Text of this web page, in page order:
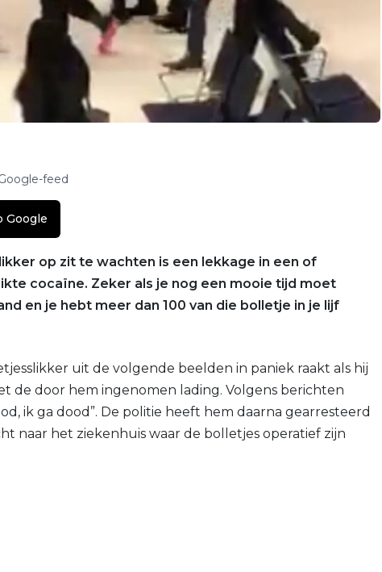
feed
Google
op zit te wachten is een lekkage in een of
cocaïne. Zeker als je nog een mooie tijd moet
en je hebt meer dan 100 van die bolletje in je lijf
uit de volgende beelden in paniek raakt als hij
de door hem ingenomen lading. Volgens berichten
ik ga dood”. De politie heeft hem daarna gearresteerd
naar het ziekenhuis waar de bolletjes operatief zijn